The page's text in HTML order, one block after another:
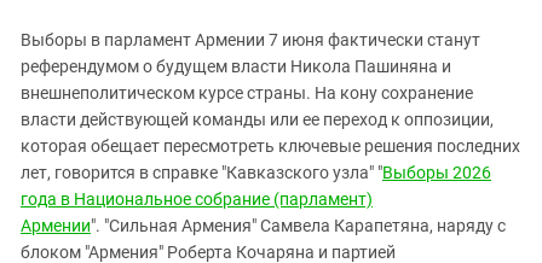
Выборы в парламент Армении 7 июня фактически станут
референдумом о будущем власти Никола Пашиняна и
внешнеполитическом курсе страны. На кону сохранение
власти действующей команды или ее переход к оппозиции,
которая обещает пересмотреть ключевые решения последних
лет, говорится в справке "Кавказского узла" "Выборы 2026
года в Национальное собрание (парламент)
Армении". "Сильная Армения" Самвела Карапетяна, наряду с
блоком "Армения" Роберта Кочаряна и партией